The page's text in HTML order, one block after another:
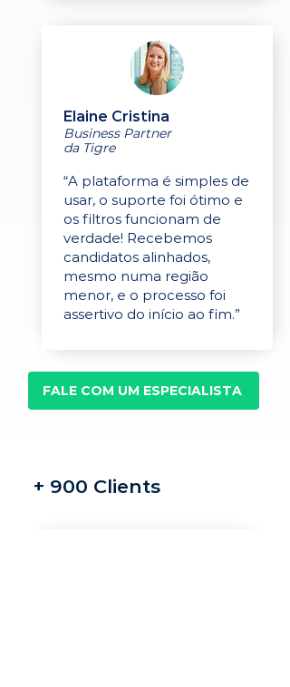
Elaine Cristina
Business Partner
da Tigre
“A plataforma é simples de
usar, o suporte foi ótimo e
os filtros funcionam de
verdade! Recebemos
candidatos alinhados,
mesmo numa região
menor, e o processo foi
assertivo do início ao fim.”
FALE COM UM ESPECIALISTA
+ 900 Clients